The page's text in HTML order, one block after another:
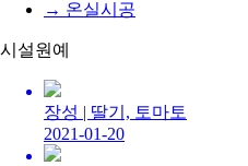
→ 온실시공
시설원예
장성 | 딸기, 토마토
2021-01-20